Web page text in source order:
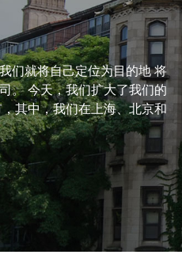
们就将自己定位为目的地 将
。 今天，我们扩大了我们的
其中，我们在上海、北京和